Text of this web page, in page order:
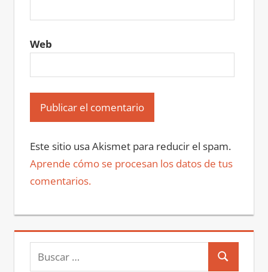
Web
Este sitio usa Akismet para reducir el spam.
Aprende cómo se procesan los datos de tus
comentarios.
Buscar:
Buscar